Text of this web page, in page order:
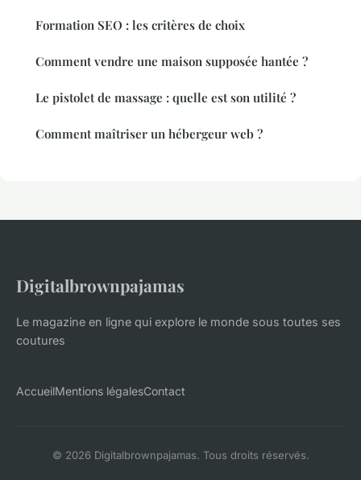
Formation SEO : les critères de choix
Comment vendre une maison supposée hantée ?
Le pistolet de massage : quelle est son utilité ?
Comment maîtriser un hébergeur web ?
Digitalbrownpajamas
Le magazine en ligne qui explore le monde sous toutes ses
coutures
AccueilMentions légalesContact
© 2026 Digitalbrownpajamas. Tous droits réservés.